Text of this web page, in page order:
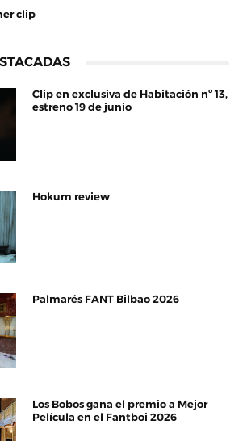
clip
Clip en exclusiva de Habitación nº 13,
estreno 19 de junio
Hokum review
Palmarés FANT Bilbao 2026
Los Bobos gana el premio a Mejor
Película en el Fantboi 2026